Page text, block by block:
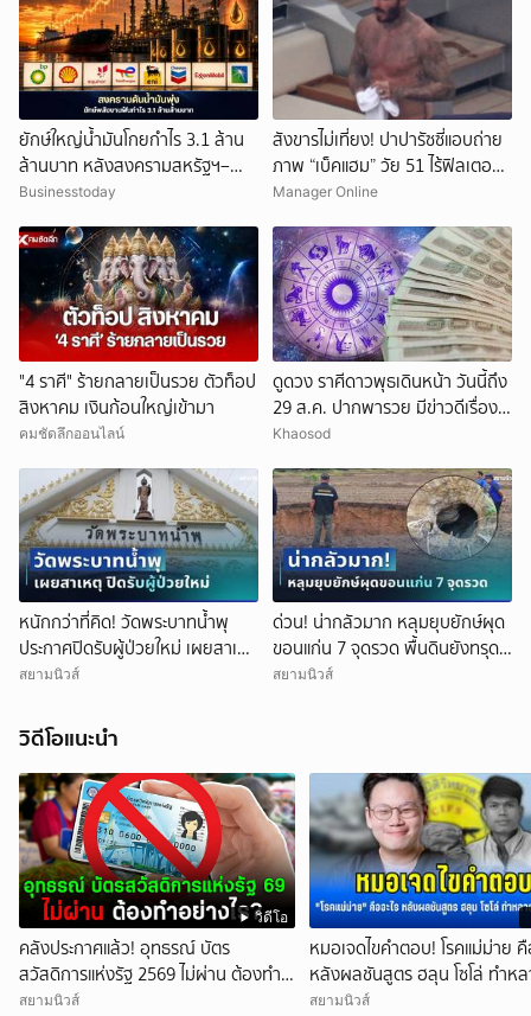
ยักษ์ใหญ่น้ำมันโกยกำไร 3.1 ล้าน
ล้านบาท หลังสงครามสหรัฐฯ–
อิหร่านดันราคาพลังงานพุ่ง
Businesstoday
สังขารไม่เที่ยง! ปาปารัซซี่แอบถ่าย
ภาพ “เบ็คแฮม” วัย 51 ไร้ฟิลเตอร์
เผยให้เห็นผมบาง-ศีรษะล้าน
Manager Online
"4 ราศี" ร้ายกลายเป็นรวย ตัวท็อป
สิงหาคม เงินก้อนใหญ่เข้ามา
คมชัดลึกออนไลน์
ดูดวง ราศีดาวพุธเดินหน้า วันนี้ถึง
29 ส.ค. ปากพารวย มีข่าวดีเรื่อง
เงิน-ค้าขาย
Khaosod
หนักกว่าที่คิด! วัดพระบาทน้ำพุ
ประกาศปิดรับผู้ป่วยใหม่ เผยสาเหตุ
สุดสะเทือนใจ
สยามนิวส์
ด่วน! น่ากลัวมาก หลุมยุบยักษ์ผุด
ขอนแก่น 7 จุดรวด พื้นดินยังทรุด
ไม่หยุด ชาวบ้านผวาหนัก
สยามนิวส์
วิดีโอแนะนำ
วิดีโอ
คลังประกาศแล้ว! อุทธรณ์ บัตร
สวัสดิการแห่งรัฐ 2569 ไม่ผ่าน ต้องทำ
อย่างไร?
สยามนิวส์
หมอเจดไขคำตอบ! โรคแม่ม่าย คื
หลังผลชันสูตร ฮลุน โซโล่ ทำห
เข้าใจผิด
สยามนิวส์
ยกเลิก